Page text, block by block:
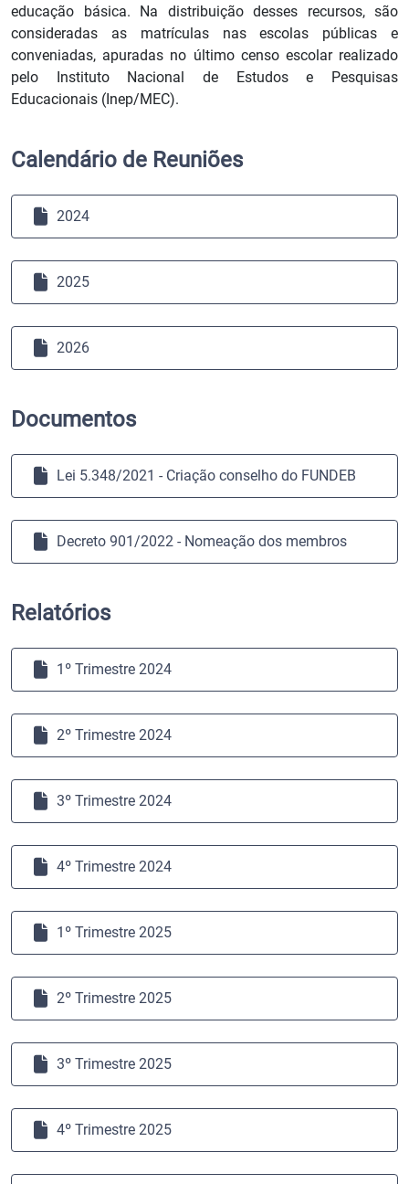
educação básica. Na distribuição desses recursos, são
consideradas as matrículas nas escolas públicas e
conveniadas, apuradas no último censo escolar realizado
pelo Instituto Nacional de Estudos e Pesquisas
Educacionais (Inep/MEC).
Calendário de Reuniões
2024
2025
2026
Documentos
Lei 5.348/2021 - Criação conselho do FUNDEB
Decreto 901/2022 - Nomeação dos membros
Relatórios
1º Trimestre 2024
2º Trimestre 2024
3º Trimestre 2024
4º Trimestre 2024
1º Trimestre 2025
2º Trimestre 2025
3º Trimestre 2025
4º Trimestre 2025